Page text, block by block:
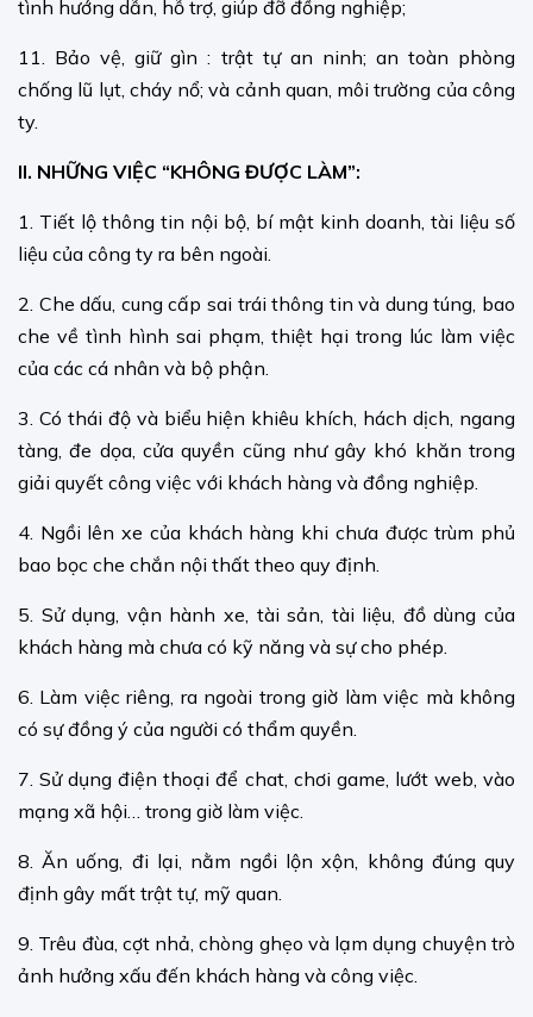
tình hướng dẫn, hỗ trợ, giúp đỡ đồng nghiệp;
11. Bảo vệ, giữ gìn : trật tự an ninh; an toàn phòng
chống lũ lụt, cháy nổ; và cảnh quan, môi trường của công
ty.
II. NHỮNG VIỆC “KHÔNG ĐƯỢC LÀM”:
1. Tiết lộ thông tin nội bộ, bí mật kinh doanh, tài liệu số
liệu của công ty ra bên ngoài.
2. Che dấu, cung cấp sai trái thông tin và dung túng, bao
che về tình hình sai phạm, thiệt hại trong lúc làm việc
của các cá nhân và bộ phận.
3. Có thái độ và biểu hiện khiêu khích, hách dịch, ngang
tàng, đe dọa, cửa quyền cũng như gây khó khăn trong
giải quyết công việc với khách hàng và đồng nghiệp.
4. Ngồi lên xe của khách hàng khi chưa được trùm phủ
bao bọc che chắn nội thất theo quy định.
5. Sử dụng, vận hành xe, tài sản, tài liệu, đồ dùng của
khách hàng mà chưa có kỹ năng và sự cho phép.
6. Làm việc riêng, ra ngoài trong giờ làm việc mà không
có sự đồng ý của người có thẩm quyền.
7. Sử dụng điện thoại để chat, chơi game, lướt web, vào
mạng xã hội… trong giờ làm việc.
8. Ăn uống, đi lại, nằm ngồi lộn xộn, không đúng quy
định gây mất trật tự, mỹ quan.
9. Trêu đùa, cợt nhả, chòng ghẹo và lạm dụng chuyện trò
ảnh hưởng xấu đến khách hàng và công việc.